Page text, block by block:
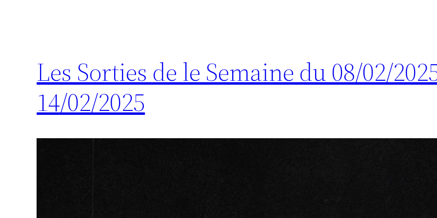
Les Sorties de le Semaine du 08/02/
14/02/2025